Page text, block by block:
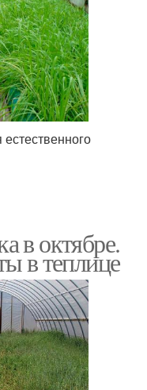
в октябре.
в теплице